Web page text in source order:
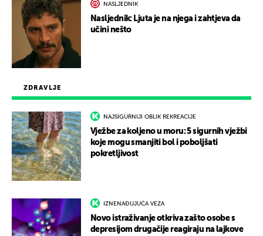
ZDRAVLJE
NAJSIGURNIJI OBLIK REKREACIJE
Vježbe za koljeno u moru: 5 sigurnih vježbi
koje mogu smanjiti bol i poboljšati
pokretljivost
IZNENAĐUJUĆA VEZA
Novo istraživanje otkriva zašto osobe s
depresijom drugačije reagiraju na lajkove
NASLJEDNIK
Nasljednik: Ljuta je na njega i zahtjeva da
učini nešto